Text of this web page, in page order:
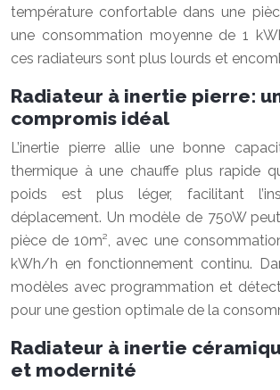
température confortable dans une
une consommation moyenne de 1
ces radiateurs sont plus lourds et
Radiateur à inertie pierre:
compromis idéal
L’inertie pierre allie une bonne
thermique à une chauffe plus rapide
poids est plus léger, facilitant
déplacement. Un modèle de 750W
pièce de 10m², avec une
kWh/h en fonctionnement continu.
modèles avec programmation et
pour une gestion optimale de la
Radiateur à inertie
et modernité